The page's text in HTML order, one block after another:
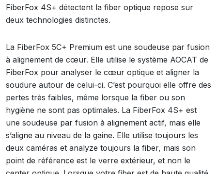
FiberFox 4S+ détectent la fiber optique repose sur
deux technologies distinctes.
La FiberFox 5C+ Premium est une soudeuse par fusion
à alignement de cœur. Elle utilise le système AOCAT de
FiberFox pour analyser le cœur optique et aligner la
soudure autour de celui-ci. C’est pourquoi elle offre des
pertes très faibles, même lorsque la fiber ou son
hygiène ne sont pas optimales. La FiberFox 4S+ est
une soudeuse par fusion à alignement actif, mais elle
s’aligne au niveau de la gaine. Elle utilise toujours les
deux caméras et analyze toujours la fiber, mais son
point de référence est le verre extérieur, et non le